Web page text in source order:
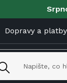
Dopravy a platby